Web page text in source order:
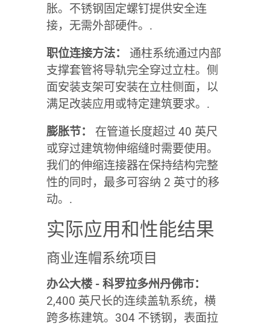
胀。不锈钢固定螺钉提供安全连
接，无需外部硬件。.
职位连接方法：
通柱系统通过内部
支撑套管将导轨完全穿过立柱。侧
面安装支架可安装在立柱侧面，以
满足改装应用或特定建筑要求。.
膨胀节：
在管道长度超过 40 英尺
或穿过建筑物伸缩缝时需要使用。
我们的伸缩连接器在保持结构完整
性的同时，最多可容纳 2 英寸的移
动。.
实际应用和性能结果
商业连帽系统项目
办公大楼 - 科罗拉多州丹佛市：
2,400 英尺长的连续盖轨系统，横
跨多栋建筑。304 不锈钢，表面拉